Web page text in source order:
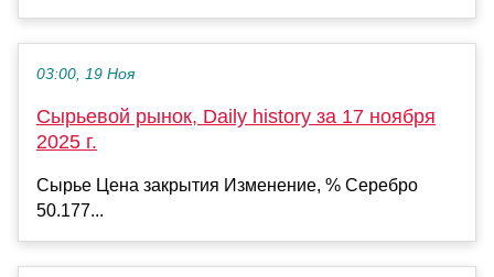
03:00, 19 Ноя
Сырьевой рынок, Daily history за 17 ноября
2025 г.
Сырье Цена закрытия Изменение, % Серебро
50.177...